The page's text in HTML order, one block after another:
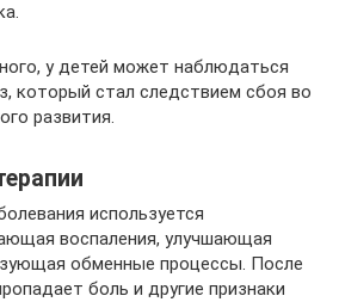
у детей может наблюдаться
который стал следствием сбоя во
развития.
используется
воспаления, улучшающая
обменные процессы. После
боль и другие признаки